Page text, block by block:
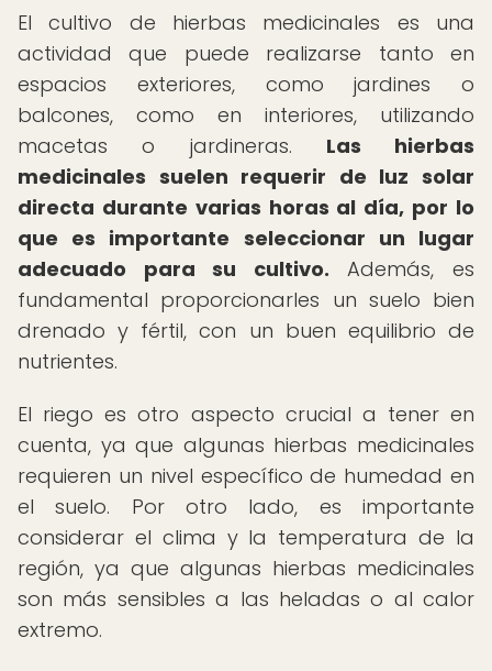
El cultivo de hierbas medicinales es una
actividad que puede realizarse tanto en
espacios exteriores, como jardines o
balcones, como en interiores, utilizando
macetas o jardineras. Las hierbas
medicinales suelen requerir de luz solar
directa durante varias horas al día, por lo
que es importante seleccionar un lugar
adecuado para su cultivo. Además, es
fundamental proporcionarles un suelo bien
drenado y fértil, con un buen equilibrio de
nutrientes.
El riego es otro aspecto crucial a tener en
cuenta, ya que algunas hierbas medicinales
requieren un nivel específico de humedad en
el suelo. Por otro lado, es importante
considerar el clima y la temperatura de la
región, ya que algunas hierbas medicinales
son más sensibles a las heladas o al calor
extremo.